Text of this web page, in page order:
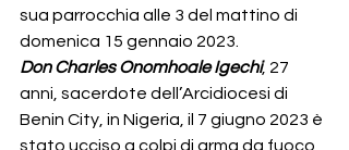
sua parrocchia alle 3 del mattino di
domenica 15 gennaio 2023.
Don Charles Onomhoale Igechi, 27
anni, sacerdote dell’Arcidiocesi di
Benin City, in Nigeria, il 7 giugno 2023 è
stato ucciso a colpi di arma da fuoco